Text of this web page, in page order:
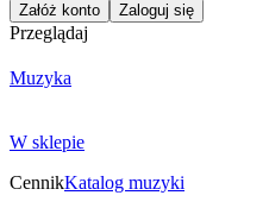
Załóż konto Zaloguj się
Przeglądaj
Muzyka
W sklepie
CennikKatalog muzyki